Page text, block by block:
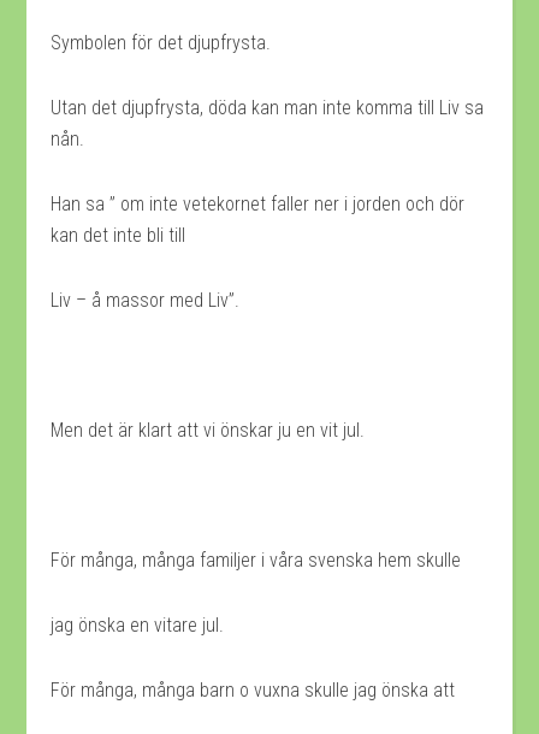
Symbolen för det djupfrysta.
Utan det djupfrysta, döda kan man inte komma till Liv sa
nån.
Han sa ” om inte vetekornet faller ner i jorden och dör
kan det inte bli till
Liv – å massor med Liv”.
Men det är klart att vi önskar ju en vit jul.
För många, många familjer i våra svenska hem skulle
jag önska en vitare jul.
För många, många barn o vuxna skulle jag önska att